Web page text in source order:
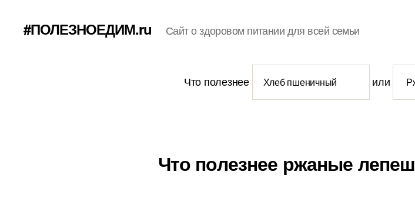
#ПОЛЕЗНОЕДИМ.ru Сайт о здоровом питании для всей семьи
Что полезнее или
Что полезнее ржаные